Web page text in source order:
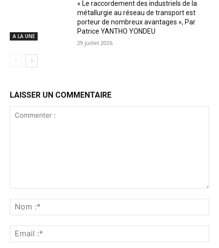
A LA UNE
« Le raccordement des industriels de la
métallurgie au réseau de transport est
porteur de nombreux avantages », Par
Patrice YANTHO YONDEU
29 juillet 2026
LAISSER UN COMMENTAIRE
:*
:*